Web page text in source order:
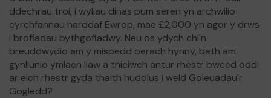
ddechrau troi, i wyliau dinas pum seren yn archwilio
cyrchfannau harddaf Ewrop, mae £2,000 yn agor y drws
i brofiadau bythgofiadwy. Neu os ydych chi'n
breuddwydio am y misoedd oerach hynny, beth am
gynllunio ymlaen llaw a thiciwch antur rhestr bwced oddi
ar eich rhestr gyda thaith hudolus i weld Goleuadau'r
Gogledd?